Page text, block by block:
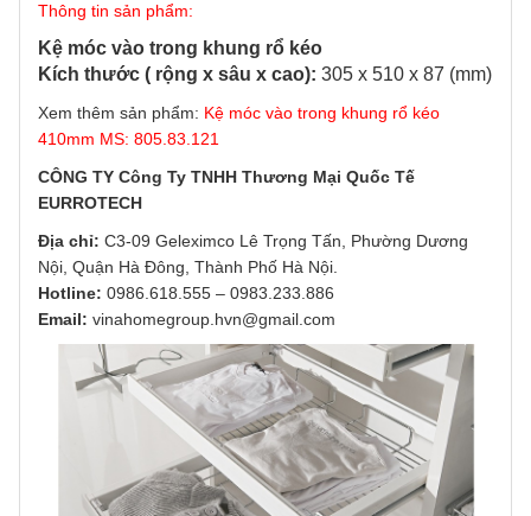
Thông tin sản phẩm:
Kệ móc vào trong khung rổ kéo
Kích thước ( rộng x sâu x cao): 305 x 510 x 87 (mm)
Xem thêm sản phẩm: Kệ móc vào trong khung rổ kéo
410mm MS: 805.83.121
CÔNG TY Công Ty TNHH Thương Mại Quốc Tế
EURROTECH
Địa chỉ: C3-09 Geleximco Lê Trọng Tấn, Phường Dương
Nội, Quận Hà Đông, Thành Phố Hà Nội.
Hotline: 0986.618.555 – 0983.233.886
Email: vinahomegroup.hvn@gmail.com